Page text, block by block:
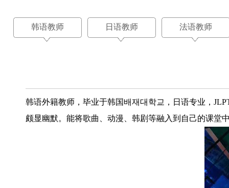
韩语教师 日语教师 法语教师
韩语外籍教师，毕业于韩国배재대학교，日语专业，
颇显幽默。能将歌曲、动漫、韩剧等融入到自己的课堂